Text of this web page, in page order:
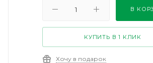
В
КУПИТЬ В 1 КЛИК
Хочу в подарок